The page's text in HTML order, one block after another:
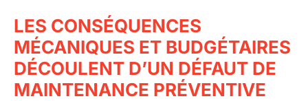
LES CONSÉQUENCES
MÉCANIQUES ET BUDGÉTAIRES
DÉCOULENT D’UN DÉFAUT DE
MAINTENANCE PRÉVENTIVE